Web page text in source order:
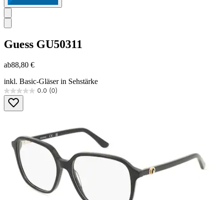
Guess GU50311
ab88,80 €
inkl. Basic-Gläser in Sehstärke
0.0 (0)
0.0
von
5